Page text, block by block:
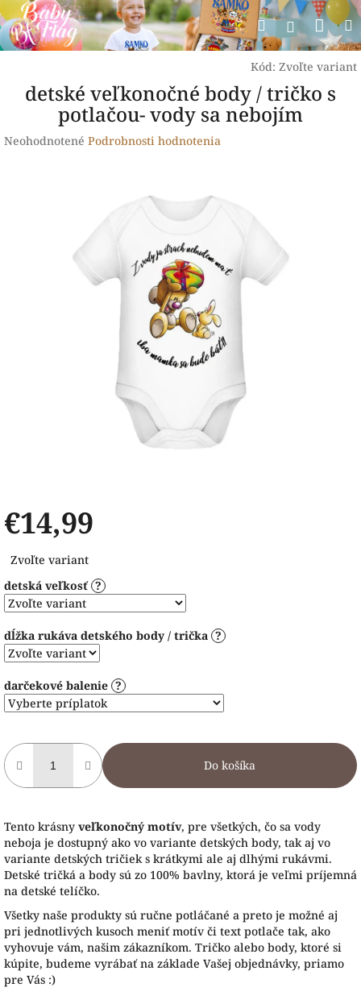
Prejsť
na
obsah
Hľadať
Kód: Zvoľte variant
detské veľkonočné body / tričko s
potlačou- vody sa nebojím
Priemerné
Neohodnotené Podrobnosti hodnotenia
€14,99
cena:
Zvoľte variant
detská veľkosť ?
dĺžka rukáva detského body / trička ?
darčekové balenie ?
Do košíka
Tento krásny veľkonočný motív, pre všetkých, čo sa vody
neboja je dostupný ako vo variante detských body, tak aj vo
variante detských tričiek s krátkymi ale aj dlhými rukávmi.
Detské tričká a body sú zo 100% bavlny, ktorá je veľmi príjemná
na detské telíčko.
Všetky naše produkty sú ručne potláčané a preto je možné aj
pri jednotlivých kusoch meniť motív či text potlače tak, ako
vyhovuje vám, našim zákazníkom. Tričko alebo body, ktoré si
kúpite, budeme vyrábať na základe Vašej objednávky, priamo
pre Vás :)